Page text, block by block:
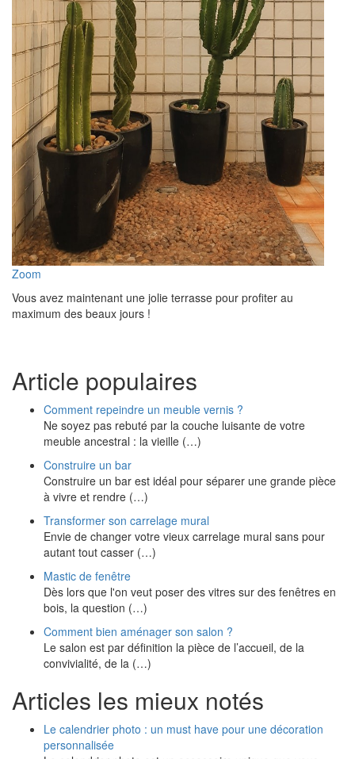
Zoom
Vous avez maintenant une jolie terrasse pour profiter au
maximum des beaux jours !
Article populaires
Comment repeindre un meuble vernis ?
Ne soyez pas rebuté par la couche luisante de votre
meuble ancestral : la vieille (…)
Construire un bar
Construire un bar est idéal pour séparer une grande pièce
à vivre et rendre (…)
Transformer son carrelage mural
Envie de changer votre vieux carrelage mural sans pour
autant tout casser (…)
Mastic de fenêtre
Dès lors que l'on veut poser des vitres sur des fenêtres en
bois, la question (…)
Comment bien aménager son salon ?
Le salon est par définition la pièce de l’accueil, de la
convivialité, de la (…)
Articles les mieux notés
Le calendrier photo : un must have pour une décoration
personnalisée